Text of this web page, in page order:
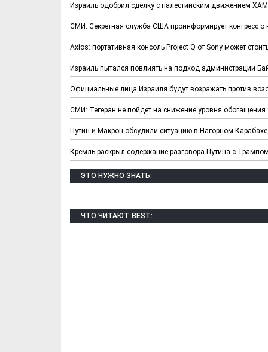
Израиль одобрил сделку с палестинским движением
СМИ: Секретная служба США проинформирует конгресс
Axios: портативная консоль Project Q от Sony может
Израиль пытался повлиять на подход администрации
Официальные лица Израиля будут возражать против
СМИ: Тегеран не пойдет на снижение уровня обогащения
Путин и Макрон обсудили ситуацию в Нагорном Карабахе
Кремль раскрыл содержание разговора Путина с Трампом
ЭТО НУЖНО ЗНАТЬ:
ЧТО ЧИТАЮТ. BEST: